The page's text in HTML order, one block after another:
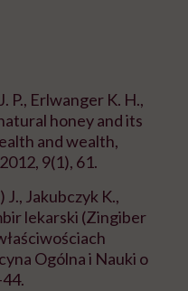
P., Erlwanger K. H.,
honey and its
and wealth,
9(1), 61.
Jakubczyk K.,
lekarski (Zingiber
Ogólna i Nauki o